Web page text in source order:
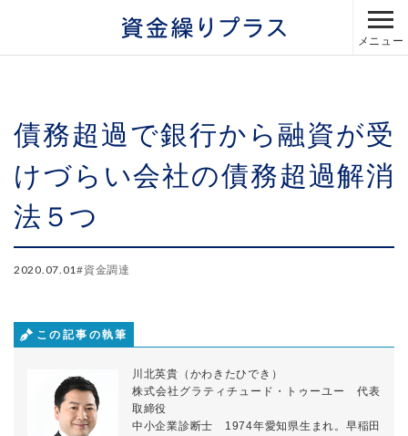
メニュー
債務超過で銀行から融資が受
けづらい会社の債務超過解消
法５つ
2020.07.01#資金調達
この記事の執筆
川北英貴（かわきたひでき）
株式会社グラティチュード・トゥーユー 代表
取締役
中小企業診断士 1974年愛知県生まれ。早稲田